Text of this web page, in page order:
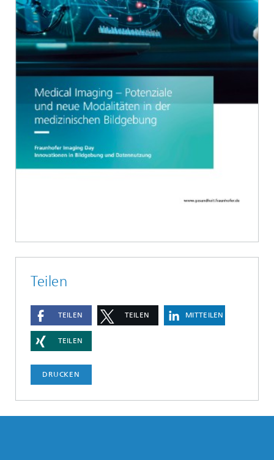
Teilen
TEILEN TEILEN MITTEILEN
TEILEN
DRUCKEN